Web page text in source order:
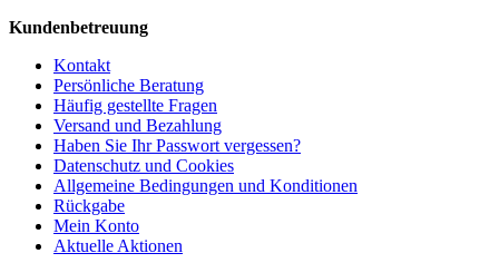
Kundenbetreuung
Kontakt
Persönliche Beratung
Häufig gestellte Fragen
Versand und Bezahlung
Haben Sie Ihr Passwort vergessen?
Datenschutz und Cookies
Allgemeine Bedingungen und Konditionen
Rückgabe
Mein Konto
Aktuelle Aktionen